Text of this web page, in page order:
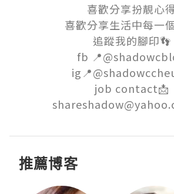
喜歡分享扮靚心
喜歡分享生活中每一
追蹤我的腳印👣
fb
job contact📩
推薦博客